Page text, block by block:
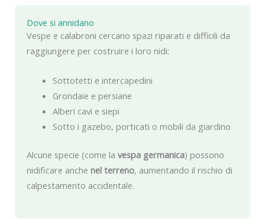
Dove si annidano
Vespe e calabroni cercano spazi riparati e difficili da
raggiungere per costruire i loro nidi:
Sottotetti e intercapedini
Grondaie e persiane
Alberi cavi e siepi
Sotto i gazebo, porticati o mobili da giardino
Alcune specie (come la vespa germanica) possono
nidificare anche nel terreno, aumentando il rischio di
calpestamento accidentale.